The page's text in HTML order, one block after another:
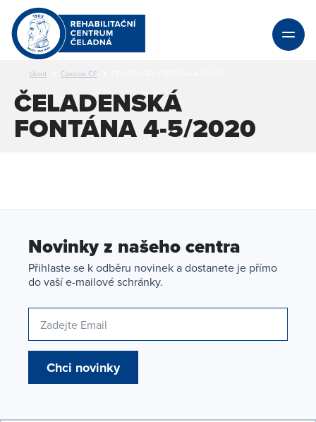
Úvod Časopis ČF
ČELADENSKÁ
FONTÁNA 4-5/2020
Novinky z našeho centra
Přihlaste se k odběru novinek a dostanete je přímo
do vaší e-mailové schránky.
Chci novinky